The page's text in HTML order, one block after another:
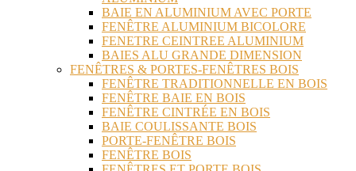
BAIE EN ALUMINIUM AVEC PORTE
FENÊTRE ALUMINIUM BICOLORE
FENETRE CEINTREE ALUMINIUM
BAIES ALU GRANDE DIMENSION
FENÊTRES & PORTES-FENÊTRES BOIS
FENÊTRE TRADITIONNELLE EN BOIS
FENÊTRE BAIE EN BOIS
FENÊTRE CINTRÉE EN BOIS
BAIE COULISSANTE BOIS
PORTE-FENÊTRE BOIS
FENÊTRE BOIS